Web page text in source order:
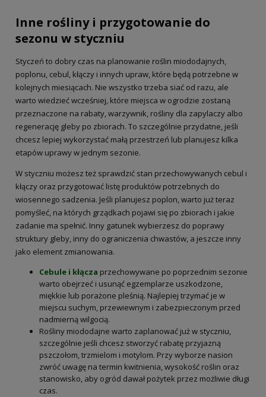
Inne rośliny i przygotowanie do
sezonu w styczniu
Styczeń to dobry czas na planowanie roślin miododajnych,
poplonu, cebul, kłączy i innych upraw, które będą potrzebne w
kolejnych miesiącach. Nie wszystko trzeba siać od razu, ale
warto wiedzieć wcześniej, które miejsca w ogrodzie zostaną
przeznaczone na rabaty, warzywnik, rośliny dla zapylaczy albo
regenerację gleby po zbiorach. To szczególnie przydatne, jeśli
chcesz lepiej wykorzystać małą przestrzeń lub planujesz kilka
etapów uprawy w jednym sezonie.
W styczniu możesz też sprawdzić stan przechowywanych cebul i
kłączy oraz przygotować listę produktów potrzebnych do
wiosennego sadzenia. Jeśli planujesz poplon, warto już teraz
pomyśleć, na których grządkach pojawi się po zbiorach i jakie
zadanie ma spełnić. Inny gatunek wybierzesz do poprawy
struktury gleby, inny do ograniczenia chwastów, a jeszcze inny
jako element zmianowania.
Cebule i kłącza przechowywane po poprzednim sezonie
warto obejrzeć i usunąć egzemplarze uszkodzone,
miękkie lub porażone pleśnią. Najlepiej trzymać je w
miejscu suchym, przewiewnym i zabezpieczonym przed
nadmierną wilgocią.
Rośliny miododajne warto zaplanować już w styczniu,
szczególnie jeśli chcesz stworzyć rabatę przyjazną
pszczołom, trzmielom i motylom. Przy wyborze nasion
zwróć uwagę na termin kwitnienia, wysokość roślin oraz
stanowisko, aby ogród dawał pożytek przez możliwie długi
czas.